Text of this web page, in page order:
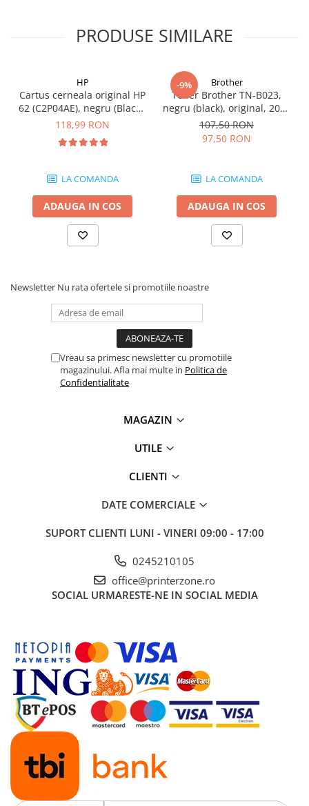
Adaptoare PCI / PCIe
Periferice PC
Web-cam-uri si sisteme
videoconferinta
Alte periferice
Accesorii PC
Routere
Switch-uri
Access Point-uri
Sisteme Mesh WiFi
Placi de retea
Camere IP
UPS & Stabilizatoare
Baterii UPS
Accesorii UPS
Servere, Storage & NAS
Servere NAS
Servere
SSD enterprise
HDD enterprise
DAS (Direct Attached Storage)
PRODUSE SIMILARE
HP
Cartus cerneala original HP
62 (C2P04AE), negru (Black),
200 pagini
118,99 RON
LA COMANDA
ADAUGA IN COS
-9% Brother
Toner Brother TN-B023,
negru (black), original, 2000
pagini
107,50 RON
97,50 RON
LA COMANDA
ADAUGA IN COS
Newsletter Nu rata ofertele si promotiile noastre
Vreau sa primesc newsletter cu promotiile
magazinului. Afla mai multe in Politica de
Confidentialitate
MAGAZIN
UTILE
CLIENTI
DATE COMERCIALE
SUPORT CLIENTI LUNI - VINERI 09:00 - 17:00
0245210105
office@printerzone.ro
SOCIAL URMARESTE-NE IN SOCIAL MEDIA